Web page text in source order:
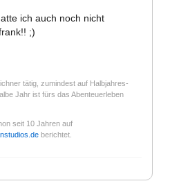
ich auch noch nicht
;)
tätig, zumindest auf Halbjahres-
Jahr ist fürs das Abenteuerleben
seit 10 Jahren auf
berichtet.